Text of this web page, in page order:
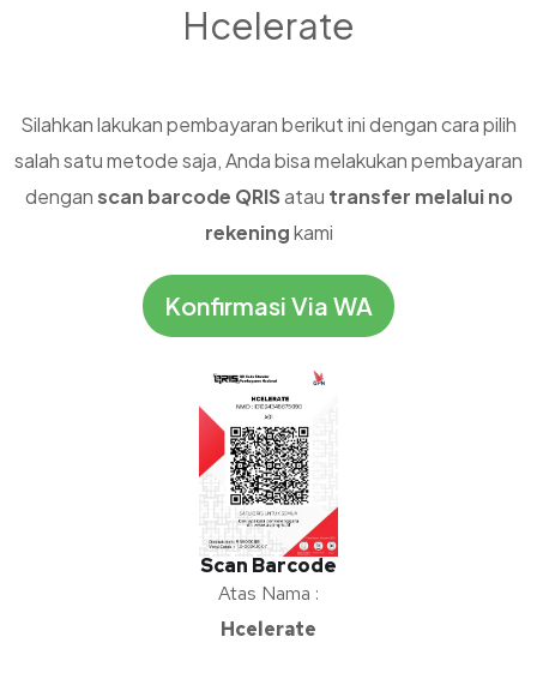
Hcelerate
Silahkan lakukan pembayaran berikut ini dengan cara pilih
salah satu metode saja, Anda bisa melakukan pembayaran
denganscan barcode QRISatau transfer melalui no
rekeningkami
Konfirmasi Via WA
Scan Barcode
Atas Nama :
Hcelerate